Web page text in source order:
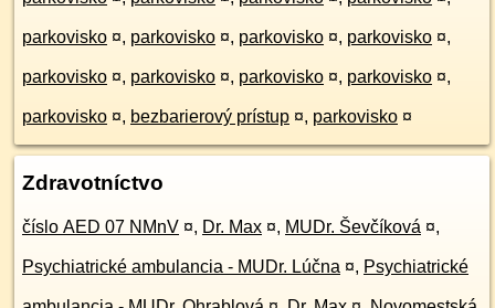
parkovisko ¤, parkovisko ¤, parkovisko ¤, parkovisko ¤,
parkovisko ¤, parkovisko ¤, parkovisko ¤, parkovisko ¤,
parkovisko ¤, bezbarierový prístup ¤, parkovisko ¤
Zdravotníctvo
číslo AED 07 NMnV ¤, Dr. Max ¤, MUDr. Ševčíková ¤,
Psychiatrické ambulancia - MUDr. Lúčna ¤, Psychiatrické